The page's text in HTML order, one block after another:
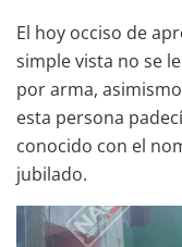
El hoy occiso de
simple vista no se
por arma,
esta persona
conocido con el
jubilado.